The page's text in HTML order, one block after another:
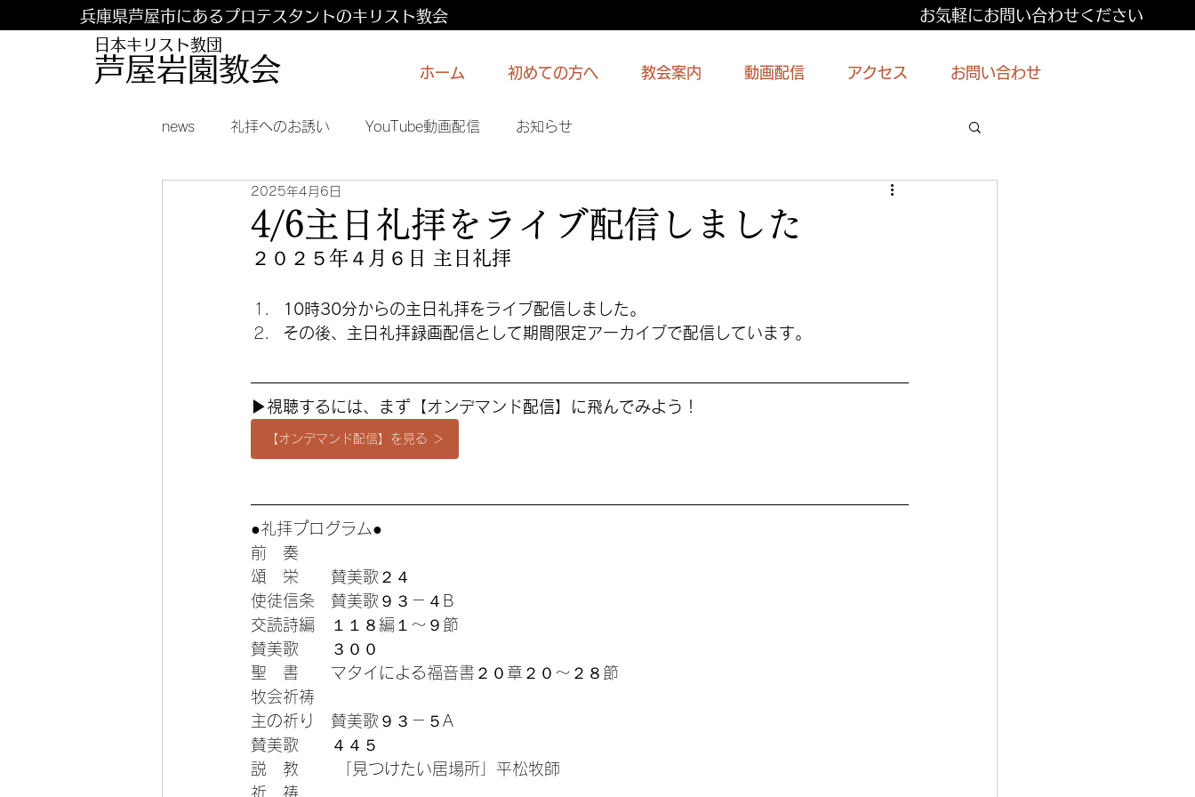
兵庫県芦屋市にあるプロテスタントのキリスト教会
お気軽にお問い合わせください
日本キリスト教団
​​芦屋岩園教会 ホーム 初めての方へ 教会案内 動画配信 アクセス お問い合わせ
news 礼拝へのお誘い YouTube動画配信 お知らせ
4/6主日礼拝をライブ配信しました
2025年4月6日
２０２５年４月６日 主日礼拝
10時30分からの主日礼拝をライブ配信しました。
その後、主日礼拝録画配信として期間限定アーカイブで配信しています。
▶︎視聴するには、まず【オンデマンド配信】に飛んでみよう ！
【オンデマンド配信】を見る ＞
●礼拝プログラム●
前　奏
頌　栄　　賛美歌２４
使徒信条　賛美歌９３－４B
交読詩編　１１８編１〜９節
賛美歌　　３００
聖　書　　マタイによる福音書２０章２０〜２８節
牧会祈祷
主の祈り　賛美歌９３－５A
賛美歌　　４４５
説　教 　　「見つけたい居場所」平松牧師
祈　祷